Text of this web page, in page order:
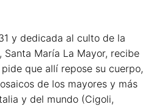
y dedicada al culto de la
María La Mayor, recibe
que allí repose su cuerpo,
de los mayores y más
y del mundo (Cigoli,